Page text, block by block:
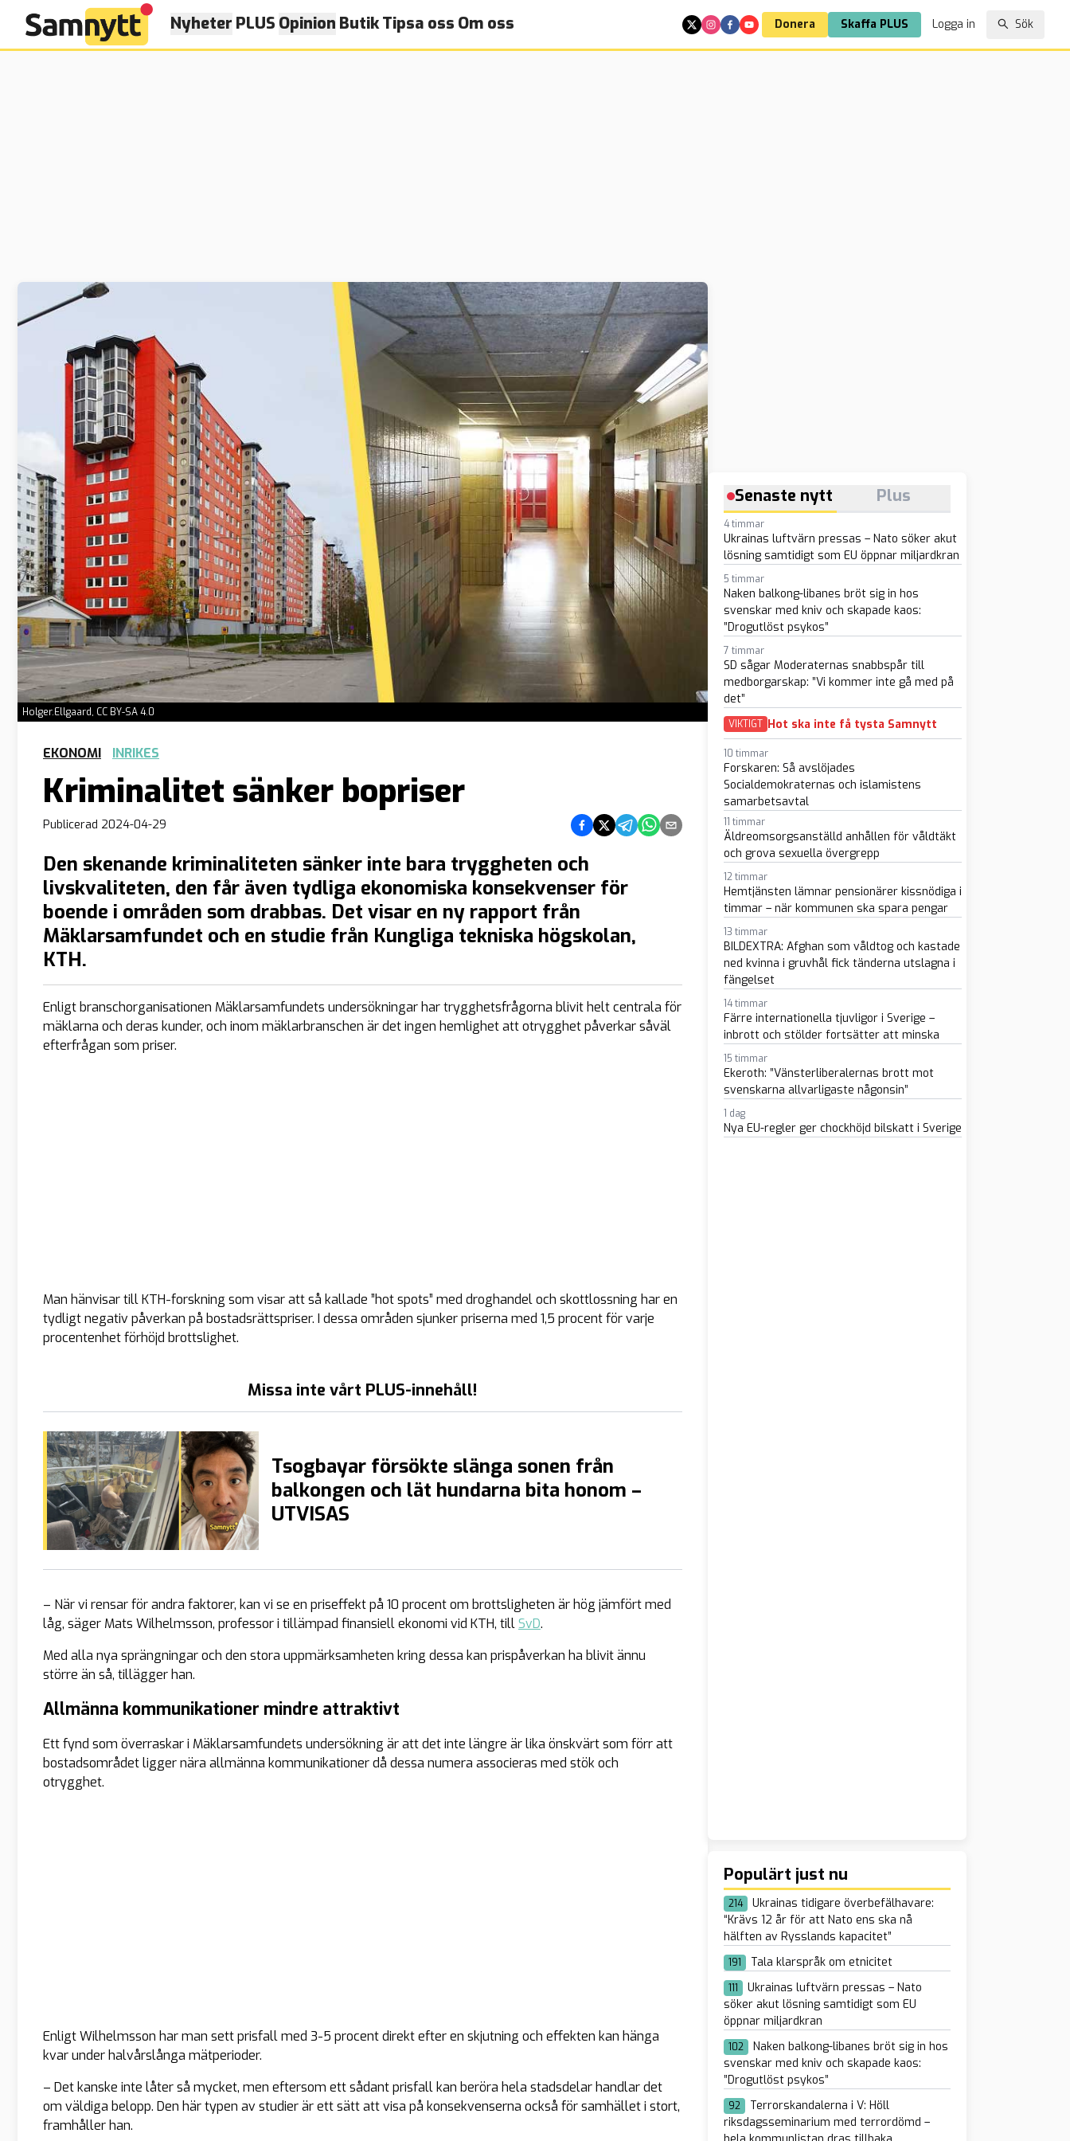
Nyheter PLUS Opinion ButikTipsa oss Om oss Donera Skaffa PLUS Logga in Sök
Holger.Ellgaard, CC BY-SA 4.0
EKONOMI INRIKES
Kriminalitet sänker bopriser
Publicerad 2024-04-29 Dela på Facebook
Dela på Twitter
Dela på Telegram
Dela på Whatsapp
Dela via e-post
Den skenande kriminaliteten sänker inte bara tryggheten och
livskvaliteten, den får även tydliga ekonomiska konsekvenser för
boende i områden som drabbas. Det visar en ny rapport från
Mäklarsamfundet och en studie från Kungliga tekniska högskolan,
KTH.
Enligt branschorganisationen Mäklarsamfundets undersökningar har trygghetsfrågorna blivit helt centrala för
mäklarna och deras kunder, och inom mäklarbranschen är det ingen hemlighet att otrygghet påverkar såväl
efterfrågan som priser.
Man hänvisar till KTH-forskning som visar att så kallade ”hot spots” med droghandel och skottlossning har en
tydligt negativ påverkan på bostadsrättspriser. I dessa områden sjunker priserna med 1,5 procent för varje
procentenhet förhöjd brottslighet.
Missa inte vårt PLUS-innehåll!
Tsogbayar försökte slänga sonen från
balkongen och lät hundarna bita honom –
UTVISAS
– När vi rensar för andra faktorer, kan vi se en priseffekt på 10 procent om brottsligheten är hög jämfört med
låg, säger Mats Wilhelmsson, professor i tillämpad finansiell ekonomi vid KTH, tillSvD.
Med alla nya sprängningar och den stora uppmärksamheten kring dessa kan prispåverkan ha blivit ännu
större än så, tillägger han.
Allmänna kommunikationer mindre attraktivt
Ett fynd som överraskar i Mäklarsamfundets undersökning är att det inte längre är lika önskvärt som förr att
bostadsområdet ligger nära allmänna kommunikationer då dessa numera associeras med stök och
otrygghet.
Enligt Wilhelmsson har man sett prisfall med 3-5 procent direkt efter en skjutning och effekten kan hänga
kvar under halvårslånga mätperioder.
– Det kanske inte låter så mycket, men eftersom ett sådant prisfall kan beröra hela stadsdelar handlar det
om väldiga belopp. Den här typen av studier är ett sätt att visa på konsekvenserna också för samhället i stort,
framhåller han.
Senaste nytt Plus
4 timmar
Ukrainas luftvärn pressas – Nato söker akut
lösning samtidigt som EU öppnar miljardkran
5 timmar
Naken balkong-libanes bröt sig in hos
svenskar med kniv och skapade kaos:
”Drogutlöst psykos”
7 timmar
SD sågar Moderaternas snabbspår till
medborgarskap: ”Vi kommer inte gå med på
det”
VIKTIGT Hot ska inte få tysta Samnytt
10 timmar
Forskaren: Så avslöjades
Socialdemokraternas och islamistens
samarbetsavtal
11 timmar
Äldreomsorgsanställd anhållen för våldtäkt
och grova sexuella övergrepp
12 timmar
Hemtjänsten lämnar pensionärer kissnödiga i
timmar – när kommunen ska spara pengar
13 timmar
BILDEXTRA: Afghan som våldtog och kastade
ned kvinna i gruvhål fick tänderna utslagna i
fängelset
14 timmar
Färre internationella tjuvligor i Sverige –
inbrott och stölder fortsätter att minska
15 timmar
Ekeroth: ”Vänsterliberalernas brott mot
svenskarna allvarligaste någonsin”
1 dag
Nya EU-regler ger chockhöjd bilskatt i Sverige
Populärt just nu
214
Ukrainas tidigare överbefälhavare:
“Krävs 12 år för att Nato ens ska nå
hälften av Rysslands kapacitet”
191 Tala klarspråk om etnicitet
111
Ukrainas luftvärn pressas – Nato
söker akut lösning samtidigt som EU
öppnar miljardkran
102
Naken balkong-libanes bröt sig in hos
svenskar med kniv och skapade kaos:
”Drogutlöst psykos”
92
Terrorskandalerna i V: Höll
riksdagsseminarium med terrordömd –